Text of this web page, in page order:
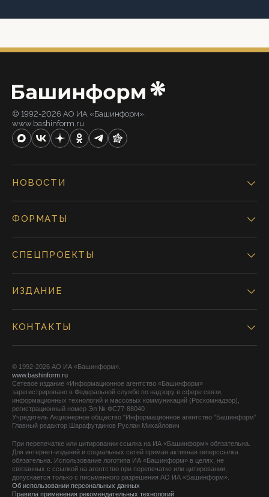
© 1992-2026 АО ИА «Башинформ».
www.bashinform.ru
НОВОСТИ
ФОРМАТЫ
СПЕЦПРОЕКТЫ
ИЗДАНИЕ
КОНТАКТЫ
© 1992-2026 АО ИА «Башинформ».
www.bashinform.ru
Сетевое издание «Информационное агентство «Башинформ»
зарегистрировано в Федеральной службе по надзору в сфере связи,
информационных технологий и массовых коммуникаций (Роскомнадзор),
регистрационный номер Эл № ФС77-88040
Учредитель Акционерное общество "Информационное агентство "Башинформ"
Главный редактор Шарафутдинов Руслан Михайлович
При перепечатке или цитировании ссылка на ИА «Башинформ» обязательна.
Для интернет-изданий и социальных сетей прямая активная гиперссылка
обязательна. Использование логотипа ИА «Башинформ» в целях, не
связанных с ссылкой на агентство при перепечатке или цитировании,
допускается только с письменного разрешения АО ИА «Башинформ».
Об использовании персональных данных
Правила применения рекомендательных технологий